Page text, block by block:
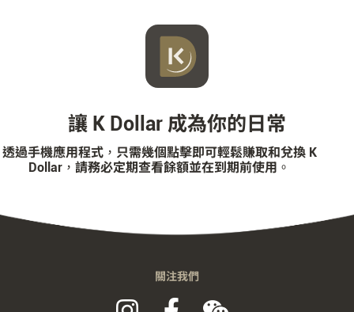
讓 K Dollar 成為你的日常
透過手機應用程式，只需幾個點擊即可輕鬆賺取和兌換 K
Dollar，請務必定期查看餘額並在到期前使用。
關注我們